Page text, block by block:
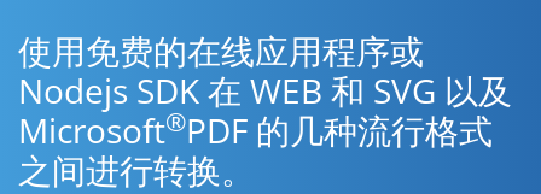
使用免费的在线应用程序或
Nodejs SDK 在 WEB 和 SVG 以及
Microsoft®PDF 的几种流行格式
之间进行转换。